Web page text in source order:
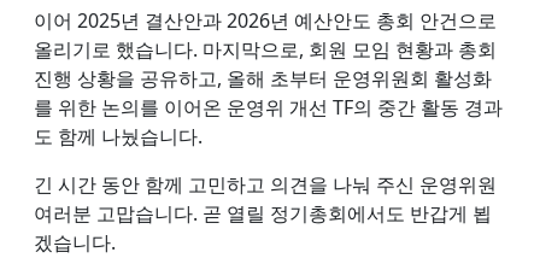
이어 2025년 결산안과 2026년 예산안도 총회 안건으로
올리기로 했습니다. 마지막으로, 회원 모임 현황과 총회
진행 상황을 공유하고, 올해 초부터 운영위원회 활성화
를 위한 논의를 이어온 운영위 개선 TF의 중간 활동 경과
도 함께 나눴습니다.
긴 시간 동안 함께 고민하고 의견을 나눠 주신 운영위원
여러분 고맙습니다. 곧 열릴 정기총회에서도 반갑게 뵙
겠습니다.